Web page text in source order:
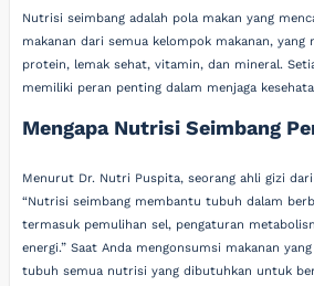
Nutrisi seimbang adalah pola makan yang
makanan dari semua kelompok makanan,
protein, lemak sehat, vitamin, dan mineral.
memiliki peran penting dalam menjaga
Mengapa Nutrisi Seimbang
Menurut Dr. Nutri Puspita, seorang ahli gizi
“Nutrisi seimbang membantu tubuh dalam
termasuk pemulihan sel, pengaturan
energi.” Saat Anda mengonsumsi makanan
tubuh semua nutrisi yang dibutuhkan untuk